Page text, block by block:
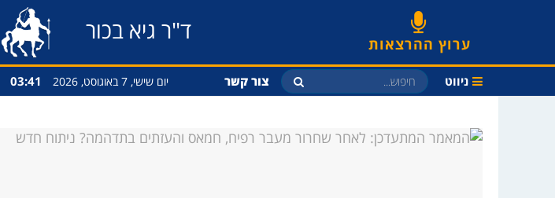
ערוץ ההרצאות ד"ר גיא בכור
ניווט צור קשר יום שישי, 7 באוגוסט, 2026 03:41